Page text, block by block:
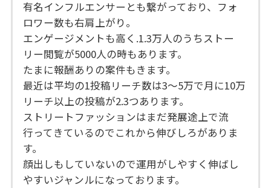
有名インフルエンサーとも繋がっており、フォ
ロワー数も右肩上がり。
エンゲージメントも高く.1.3万人のうちストー
リー閲覧が5000人の時もあります。
たまに報酬ありの案件もきます。
最近は平均の1投稿リーチ数は3〜5万で月に10万
リーチ以上の投稿が2.3つあります。
ストリートファッションはまだ発展途上で流
行ってきているのでこれから伸びしろがありま
す。
顔出しもしていないので運用がしやすく伸ばし
やすいジャンルになっております。